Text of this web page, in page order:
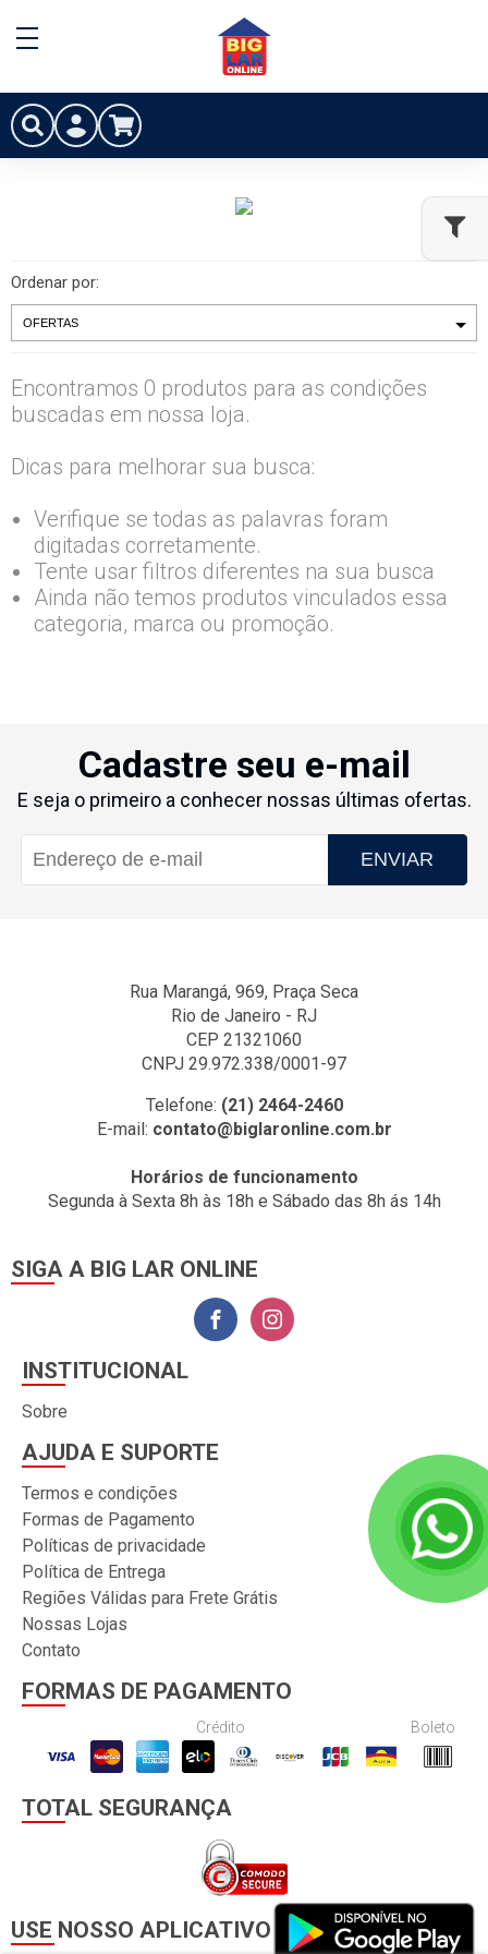
Ordenar por:
Encontramos 0 produtos para as condições
buscadas em nossa loja.
Dicas para melhorar sua busca:
Verifique se todas as palavras foram
digitadas corretamente.
Tente usar filtros diferentes na sua busca
Ainda não temos produtos vinculados essa
categoria, marca ou promoção.
Cadastre seu e-mail
E seja o primeiro a conhecer nossas últimas ofertas.
ENVIAR
Rua Marangá, 969, Praça Seca
Rio de Janeiro - RJ
CEP 21321060
CNPJ 29.972.338/0001-97
Telefone: (21) 2464-2460
E-mail: contato@biglaronline.com.br
Horários de funcionamento
Segunda à Sexta 8h às 18h e Sábado das 8h ás 14h
SIGA A BIG LAR ONLINE
INSTITUCIONAL
Sobre
AJUDA E SUPORTE
Termos e condições
Formas de Pagamento
Políticas de privacidade
Política de Entrega
Regiões Válidas para Frete Grátis
Nossas Lojas
Contato
FORMAS DE PAGAMENTO
Crédito Boleto
TOTAL SEGURANÇA
USE NOSSO APLICATIVO